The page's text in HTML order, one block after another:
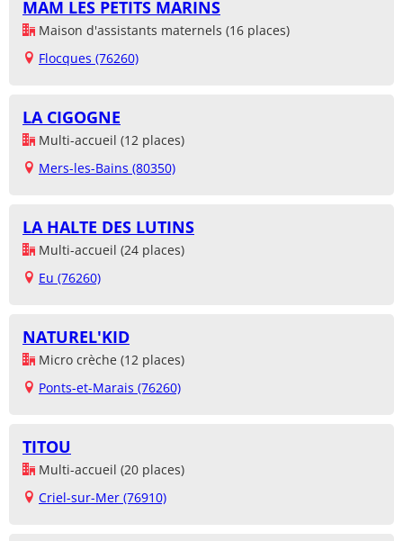
MAM LES PETITS MARINS
Maison d'assistants maternels (16 places)
Flocques (76260)
LA CIGOGNE
Multi-accueil (12 places)
Mers-les-Bains (80350)
LA HALTE DES LUTINS
Multi-accueil (24 places)
Eu (76260)
NATUREL'KID
Micro crèche (12 places)
Ponts-et-Marais (76260)
TITOU
Multi-accueil (20 places)
Criel-sur-Mer (76910)